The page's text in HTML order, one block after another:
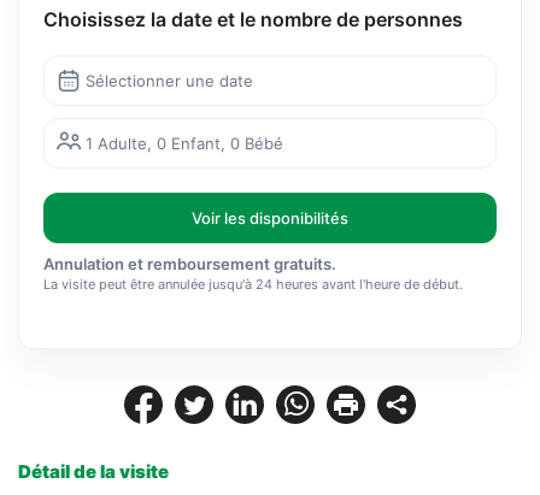
Détail de la visite
Choisissez la date et le nombre de personnes
Sélectionner une date
1 Adulte, 0 Enfant, 0 Bébé
Voir les disponibilités
Annulation et remboursement gratuits.
La visite peut être annulée jusqu'à 24 heures avant l'heure de début.